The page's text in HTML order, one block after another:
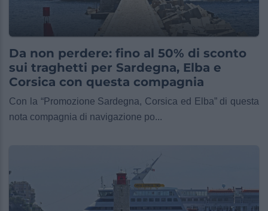
Da non perdere: fino al 50% di sconto
sui traghetti per Sardegna, Elba e
Corsica con questa compagnia
Con la “Promozione Sardegna, Corsica ed Elba” di questa
nota compagnia di navigazione po...